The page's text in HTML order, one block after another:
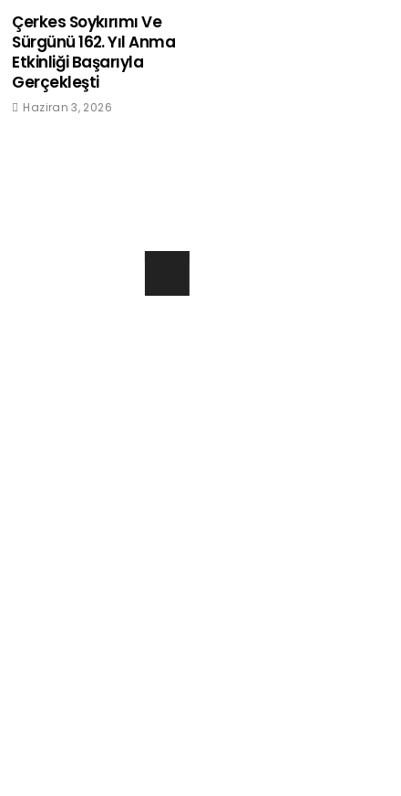
Çerkes Soykırımı Ve
Sürgünü 162. Yıl Anma
Etkinliği Başarıyla
Gerçekleşti
Haziran 3, 2026